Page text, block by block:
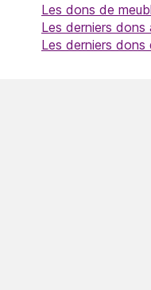
Les dons de
Les derniers dons
Les derniers dons